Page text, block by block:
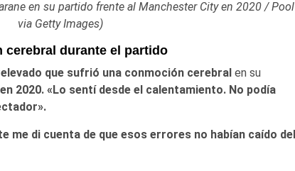
al Manchester City en 2020 / Pool
via Getty Images)
cerebral durante el partido
que sufrió una conmoción cerebral en su
2020. «Lo sentí desde el calentamiento. No podía
me di cuenta de que esos errores no habían caído del